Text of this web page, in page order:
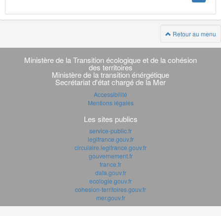
Retour au menu
Navigation
transverse
Ministère de la Transition écologique et de la cohésion
des territoires
Ministère de la transition énérgétique
Secrétariat d'état chargé de la Mer
Accessibilité
Mentions légales
Les sites publics
service-public.fr
legifrance.gouv.fr
circulaire.legifrance.gouv.fr
gouvernement.fr
france.fr
data.gouv.fr
ecologie.gouv.fr
cohesion-territoires.gouv.fr
mer.gouv.fr